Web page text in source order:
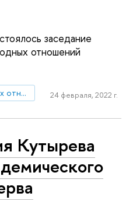
заседание
отношений
Департамент международных отношений
24 февраля, 2022 г.
Кутырева